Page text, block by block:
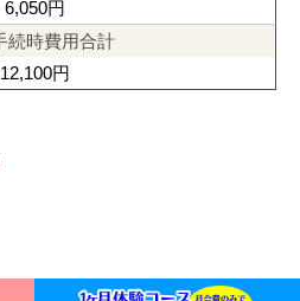
6,050円
12,100円